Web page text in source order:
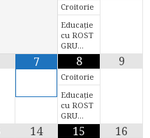
Croitorie
Educație
cu ROST
GRU…
7 8
Croitorie
Educație
cu ROST
GRU…
9
14 15 16